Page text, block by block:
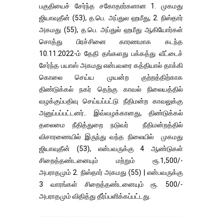
பகுதியைச் சேர்ந்த சகோதரர்களான 1. முகமது
ஜியாவுதீன் (53), த.பெ. அப்துல ஹமீது, 2. நிஸ்தார்
அகமது (55), த.பெ. அப்துல் ஹமீது ஆகியோர்கள்
சொத்து பிரச்சினை காரணமாக கடந்த
10.11.2022-ம் தேதி தங்களது பக்கத்து வீட்டைச்
சேர்ந்த பயாஸ் அகமது என்பவரை கத்தியால் தாக்கி
கொலை செய்ய முயன்ற குற்றத்திற்காக
திண்டுக்கல் நகர் தெற்கு காவல் நிலையத்தில்
வழக்குப்பதிவு செய்யப்பட்டு நீதிமன்ற காவலுக்கு
அனுப்பப்பட்டனர்.. இவ்வழக்கானது, திண்டுக்கல்
தலைமை நீதித்துறை நடுவர் நீதிமன்றத்தில்
விசாரணையில் இருந்து வந்த நிலையில் முகமது
ஜியாவுதீன் (53), என்பவருக்கு 4 ஆண்டுகள்
சிறைத்தண்டனையும் மற்றும் ரூ.1,500/-
அபராதமும் 2. நிஸ்தார் அகமது (55) | என்பவருக்கு
3 வாரங்கள் சிறைத்தண்டனையும் ரூ. 500/-
அபராதமும் விதித்து தீர்ப்பளிக்கப்பட்டது.